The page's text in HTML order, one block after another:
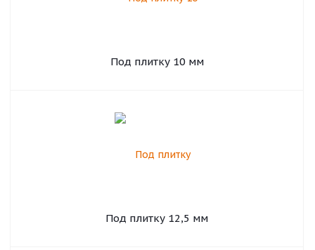
Под плитку 10 мм
Под плитку 12,5 мм